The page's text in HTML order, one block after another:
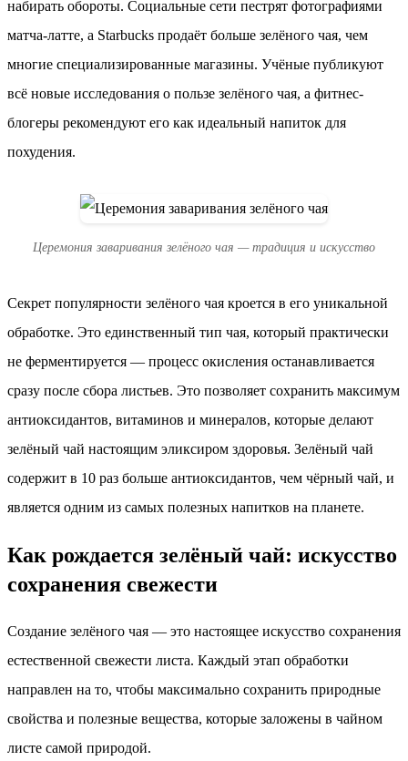
набирать обороты. Социальные сети пестрят фотографиями
матча-латте, а Starbucks продаёт больше зелёного чая, чем
многие специализированные магазины. Учёные публикуют
всё новые исследования о пользе зелёного чая, а фитнес-
блогеры рекомендуют его как идеальный напиток для
похудения.
Церемония заваривания зелёного чая — традиция и искусство
Секрет популярности зелёного чая кроется в его уникальной
обработке. Это единственный тип чая, который практически
не ферментируется — процесс окисления останавливается
сразу после сбора листьев. Это позволяет сохранить максимум
антиоксидантов, витаминов и минералов, которые делают
зелёный чай настоящим эликсиром здоровья. Зелёный чай
содержит в 10 раз больше антиоксидантов, чем чёрный чай, и
является одним из самых полезных напитков на планете.
Как рождается зелёный чай: искусство
сохранения свежести
Создание зелёного чая — это настоящее искусство сохранения
естественной свежести листа. Каждый этап обработки
направлен на то, чтобы максимально сохранить природные
свойства и полезные вещества, которые заложены в чайном
листе самой природой.